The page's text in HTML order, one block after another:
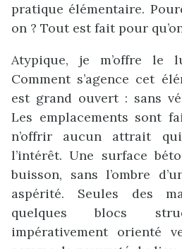
pratique élémentaire.
on ? Tout est fait pour
Atypique, je m’offre le
Comment s’agence cet
est grand ouvert : sans
Les emplacements sont
n’offrir aucun attrait
l’intérêt. Une surface
buisson, sans l’ombre
aspérité. Seules des
quelques blocs
impérativement orienté